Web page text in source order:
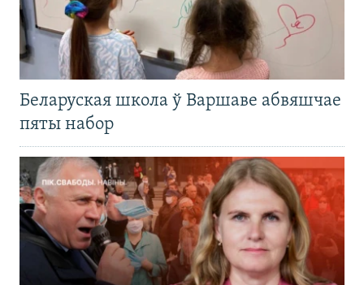
Беларуская школа ў Варшаве абвяшчае
пяты набор